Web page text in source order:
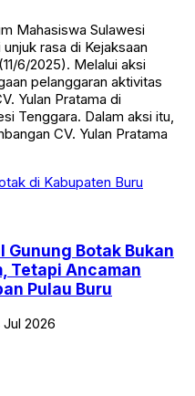
Mahasiswa Sulawesi
rasa di Kejaksaan
6/2025). Melalui aksi
pelanggaran aktivitas
Yulan Pratama di
Tenggara. Dalam aksi itu,
CV. Yulan Pratama
Gunung Botak Bukan
Tetapi Ancaman
Pulau Buru
2026